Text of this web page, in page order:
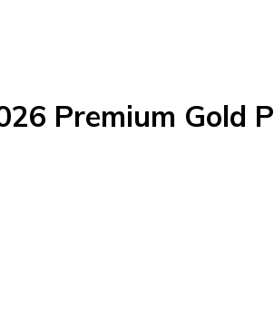
Premium Gold